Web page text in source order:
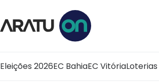
Eleições 2026EC BahiaEC VitóriaLoterias